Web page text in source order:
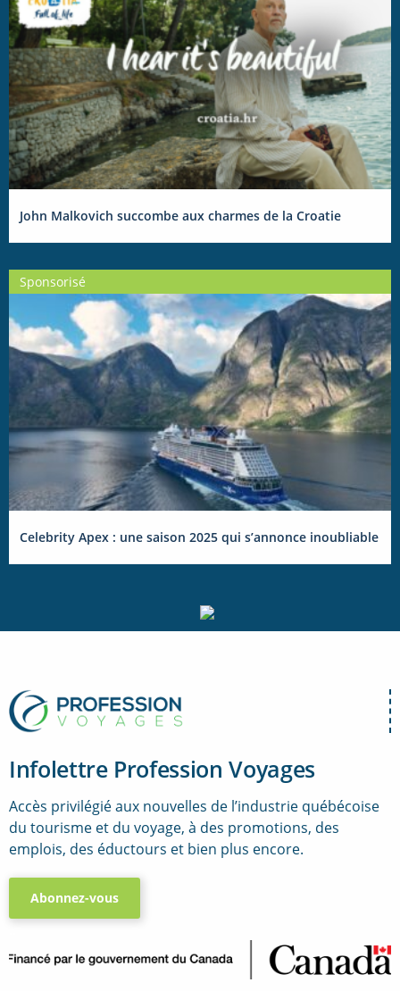
John Malkovich succombe aux charmes de la Croatie
Sponsorisé
Celebrity Apex : une saison 2025 qui s’annonce inoubliable
Infolettre Profession Voyages
Accès privilégié aux nouvelles de l’industrie québécoise
du tourisme et du voyage, à des promotions, des
emplois, des éductours et bien plus encore.
Abonnez-vous